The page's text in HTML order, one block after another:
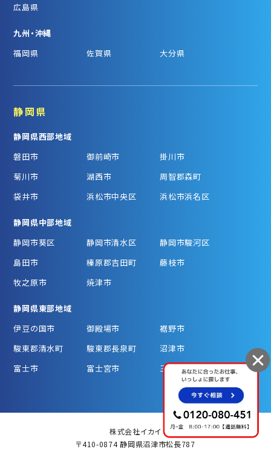
広島県
九州・沖縄
福岡県
佐賀県 大分県
静岡県
静岡県西部地域
磐田市
御前崎市
掛川市
菊川市
湖西市
周智郡森町
袋井市
浜松市中央区 浜松市浜名区
静岡県中部地域
静岡市葵区
静岡市清水区
静岡市駿河区
島田市
榛原郡吉田町
藤枝市
牧之原市
焼津市
静岡県東部地域
伊豆の国市
御殿場市
裾野市
駿東郡清水町
駿東郡長泉町
沼津市
富士市
富士宮市 三島市
株式会社イカイ
〒410-0874 静岡県沼津市松長787